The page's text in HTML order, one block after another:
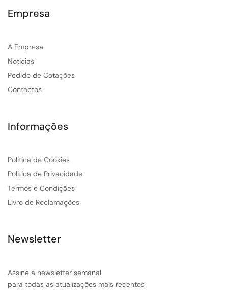
Empresa
A Empresa
Noticias
Pedido de Cotações
Contactos
Informações
Politica de Cookies
Politica de Privacidade
Termos e Condições
Livro de Reclamações
Newsletter
Assine a newsletter semanal
para todas as atualizações mais recentes